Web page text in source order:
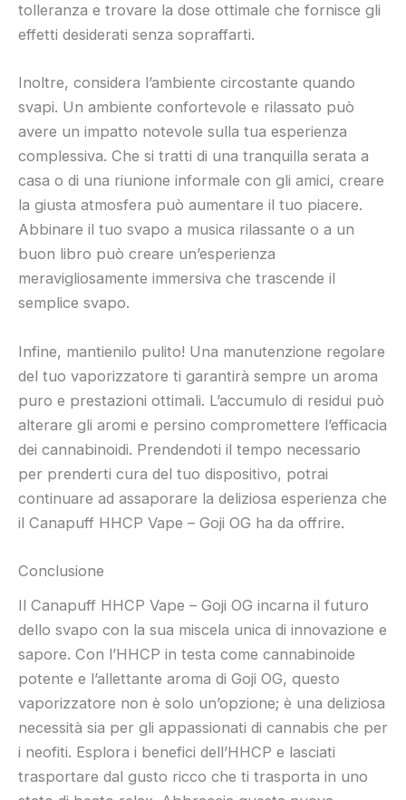
tolleranza e trovare la dose ottimale che fornisce gli
effetti desiderati senza sopraffarti.
Inoltre, considera l’ambiente circostante quando
svapi. Un ambiente confortevole e rilassato può
avere un impatto notevole sulla tua esperienza
complessiva. Che si tratti di una tranquilla serata a
casa o di una riunione informale con gli amici, creare
la giusta atmosfera può aumentare il tuo piacere.
Abbinare il tuo svapo a musica rilassante o a un
buon libro può creare un’esperienza
meravigliosamente immersiva che trascende il
semplice svapo.
Infine, mantienilo pulito! Una manutenzione regolare
del tuo vaporizzatore ti garantirà sempre un aroma
puro e prestazioni ottimali. L’accumulo di residui può
alterare gli aromi e persino compromettere l’efficacia
dei cannabinoidi. Prendendoti il ​​tempo necessario
per prenderti cura del tuo dispositivo, potrai
continuare ad assaporare la deliziosa esperienza che
il Canapuff HHCP Vape – Goji OG ha da offrire.
Conclusione
Il Canapuff HHCP Vape – Goji OG incarna il futuro
dello svapo con la sua miscela unica di innovazione e
sapore. Con l’HHCP in testa come cannabinoide
potente e l’allettante aroma di Goji OG, questo
vaporizzatore non è solo un’opzione; è una deliziosa
necessità sia per gli appassionati di cannabis che per
i neofiti. Esplora i benefici dell’HHCP e lasciati
trasportare dal gusto ricco che ti trasporta in uno